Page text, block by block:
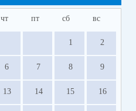
чт пт сб вс
1 2
6 7 8 9
13 14 15 16